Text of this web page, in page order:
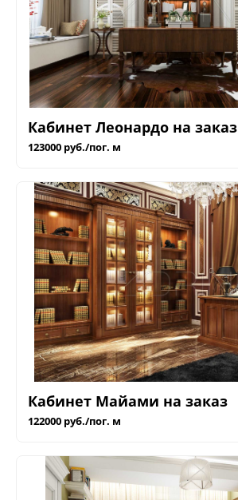
Кабинет Леонардо на заказ
123000 руб./пог. м
Кабинет Майами на заказ
122000 руб./пог. м